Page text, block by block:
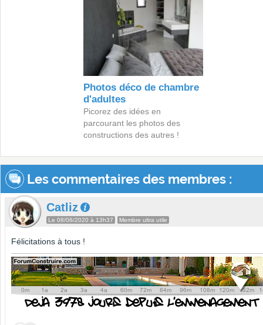
Photos déco de chambre
d'adultes
Picorez des idées en
parcourant les photos des
constructions des autres !
Les commentaires des membres :
Catliz
Le 08/06/2020 à 13h37 Membre ultra utile
Félicitations à tous !